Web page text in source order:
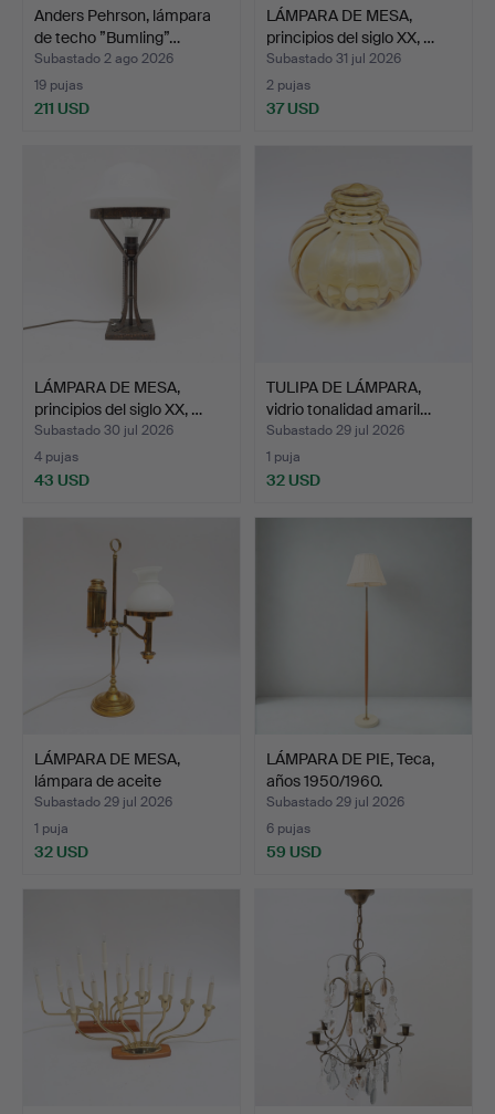
Anders Pehrson, lámpara
de techo ”Bumling”…
Subastado 2 ago 2026
19 pujas
211 USD
LÁMPARA DE MESA,
principios del siglo XX, …
Subastado 31 jul 2026
2 pujas
37 USD
LÁMPARA DE MESA,
principios del siglo XX, …
Subastado 30 jul 2026
4 pujas
43 USD
TULIPA DE LÁMPARA,
vidrio tonalidad amaril…
Subastado 29 jul 2026
1 puja
32 USD
LÁMPARA DE MESA,
lámpara de aceite
reconve…
Subastado 29 jul 2026
1 puja
32 USD
LÁMPARA DE PIE, Teca,
años 1950/1960.
Subastado 29 jul 2026
6 pujas
59 USD